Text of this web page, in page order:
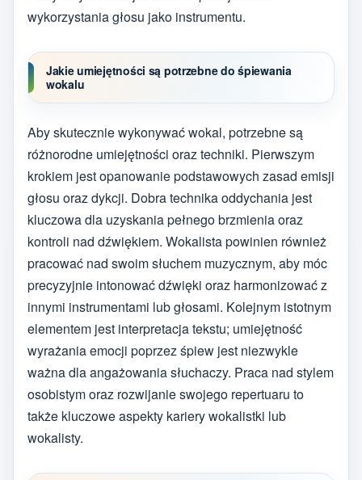
wykorzystania głosu jako instrumentu.
Jakie umiejętności są potrzebne do śpiewania
wokalu
Aby skutecznie wykonywać wokal, potrzebne są
różnorodne umiejętności oraz techniki. Pierwszym
krokiem jest opanowanie podstawowych zasad emisji
głosu oraz dykcji. Dobra technika oddychania jest
kluczowa dla uzyskania pełnego brzmienia oraz
kontroli nad dźwiękiem. Wokalista powinien również
pracować nad swoim słuchem muzycznym, aby móc
precyzyjnie intonować dźwięki oraz harmonizować z
innymi instrumentami lub głosami. Kolejnym istotnym
elementem jest interpretacja tekstu; umiejętność
wyrażania emocji poprzez śpiew jest niezwykle
ważna dla angażowania słuchaczy. Praca nad stylem
osobistym oraz rozwijanie swojego repertuaru to
także kluczowe aspekty kariery wokalistki lub
wokalisty.